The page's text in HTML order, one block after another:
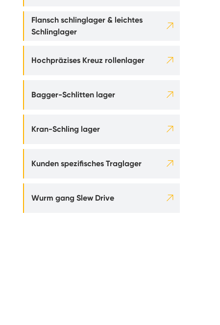
Flansch schlinglager & leichtes
Schlinglager

Hochpräzises Kreuz rollenlager 
Bagger-Schlitten lager 
Kran-Schling lager 
Kunden spezifisches Traglager 
Wurm gang Slew Drive 